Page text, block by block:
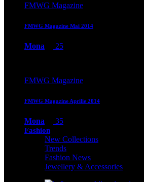
FMWG Magazine
FMWG Magazine Mai 2014
Mona 25
FMWG Magazine
FMWG Magazine Aprilie 2014
Mona 35
Fashion
New Collections
Trends
Fashion News
Jewellery & Accessories